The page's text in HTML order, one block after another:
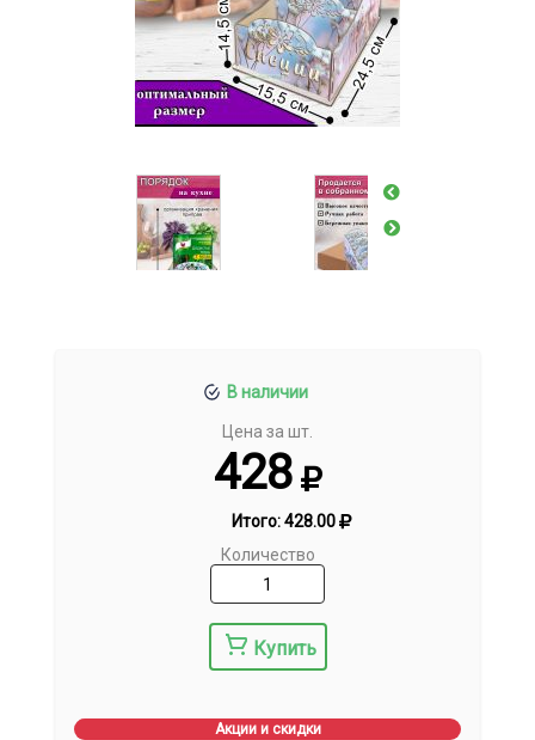
В наличии
Цена за шт.
428
Итого:428.00
Количество
Купить
Акции и скидки